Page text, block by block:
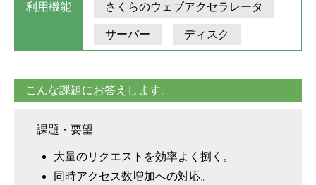
利用機能 さくらのウェブアクセラレータ
サーバー ディスク
こんな課題にお答えします。
課題・要望
大量のリクエストを効率よく捌く。
同時アクセス数増加への対応。